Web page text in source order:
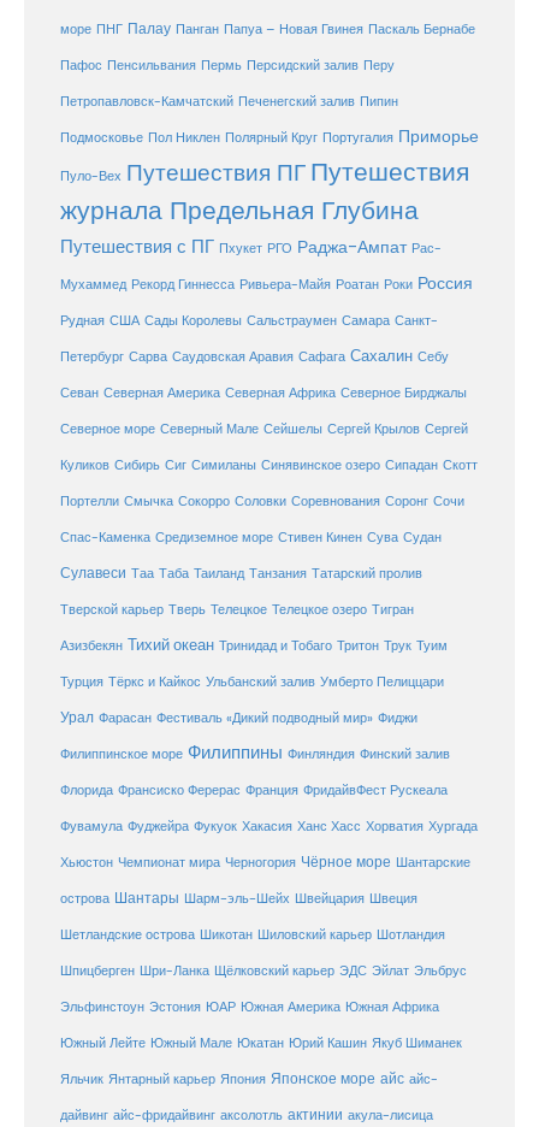
море ПНГ Палау Панган Папуа – Новая Гвинея Паскаль Бернабе
Пафос Пенсильвания Пермь Персидский залив Перу
Петропавловск-Камчатский Печенегский залив Пипин
Подмосковье Пол Никлен Полярный Круг Португалия Приморье
Пуло-Вех Путешествия ПГ Путешествия
журнала Предельная Глубина
Путешествия с ПГ Пхукет РГО Раджа-Ампат Рас-
Мухаммед Рекорд Гиннесса Ривьера-Майя Роатан Роки Россия
Рудная США Сады Королевы Сальстраумен Самара Санкт-
Петербург Сарва Саудовская Аравия Сафага Сахалин Себу
Севан Северная Америка Северная Африка Северное Бирджалы
Северное море Северный Мале Сейшелы Сергей Крылов Сергей
Куликов Сибирь Сиг Симиланы Синявинское озеро Сипадан Скотт
Портелли Смычка Сокорро Соловки Соревнования Соронг Сочи
Спас-Каменка Средиземное море Стивен Кинен Сува Судан
Сулавеси Таа Таба Таиланд Танзания Татарский пролив
Тверской карьер Тверь Телецкое Телецкое озеро Тигран
Азизбекян Тихий океан Тринидад и Тобаго Тритон Трук Туим
Турция Тёркс и Кайкос Ульбанский залив Умберто Пелиццари
Урал Фарасан Фестиваль «Дикий подводный мир» Фиджи
Филиппинское море Филиппины Финляндия Финский залив
Флорида Франсиско Ферерас Франция ФридайвФест Рускеала
Фувамула Фуджейра Фукуок Хакасия Ханс Хасс Хорватия Хургада
Хьюстон Чемпионат мира Черногория Чёрное море Шантарские
острова Шантары Шарм-эль-Шейх Швейцария Швеция
Шетландские острова Шикотан Шиловский карьер Шотландия
Шпицберген Шри-Ланка Щёлковский карьер ЭДС Эйлат Эльбрус
Эльфинстоун Эстония ЮАР Южная Америка Южная Африка
Южный Лейте Южный Мале Юкатан Юрий Кашин Якуб Шиманек
Яльчик Янтарный карьер Япония Японское море айс айс-
дайвинг айс-фридайвинг аксолотль актинии акула-лисица